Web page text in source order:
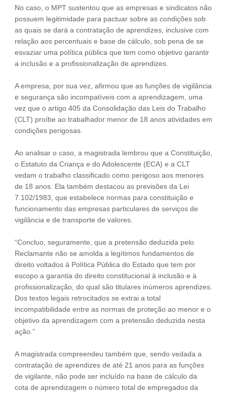
No caso, o MPT sustentou que as empresas e sindicatos não
possuem legitimidade para pactuar sobre as condições sob
as quais se dará a contratação de aprendizes, inclusive com
relação aos percentuais e base de cálculo, sob pena de se
esvaziar uma política pública que tem como objetivo garantir
a inclusão e a profissionalização de aprendizes.
A empresa, por sua vez, afirmou que as funções de vigilância
e segurança são incompatíveis com a aprendizagem, uma
vez que o artigo 405 da Consolidação das Leis do Trabalho
(CLT) proíbe ao trabalhador menor de 18 anos atividades em
condições perigosas.
Ao analisar o caso, a magistrada lembrou que a Constituição,
o Estatuto da Criança e do Adolescente (ECA) e a CLT
vedam o trabalho classificado como perigoso aos menores
de 18 anos. Ela também destacou as previsões da Lei
7.102/1983, que estabelece normas para constituição e
funcionamento das empresas particulares de serviços de
vigilância e de transporte de valores.
“Concluo, seguramente, que a pretensão deduzida pelo
Reclamante não se amolda a legítimos fundamentos de
direito voltados à Política Pública do Estado que tem por
escopo a garantia do direito constitucional à inclusão e à
profissionalização, do qual são titulares inúmeros aprendizes.
Dos textos legais retrocitados se extrai a total
incompatibilidade entre as normas de proteção ao menor e o
objetivo da aprendizagem com a pretensão deduzida nesta
ação.”
A magistrada compreendeu também que, sendo vedada a
contratação de aprendizes de até 21 anos para as funções
de vigilante, não pode ser incluído na base de cálculo da
cota de aprendizagem o número total de empregados da